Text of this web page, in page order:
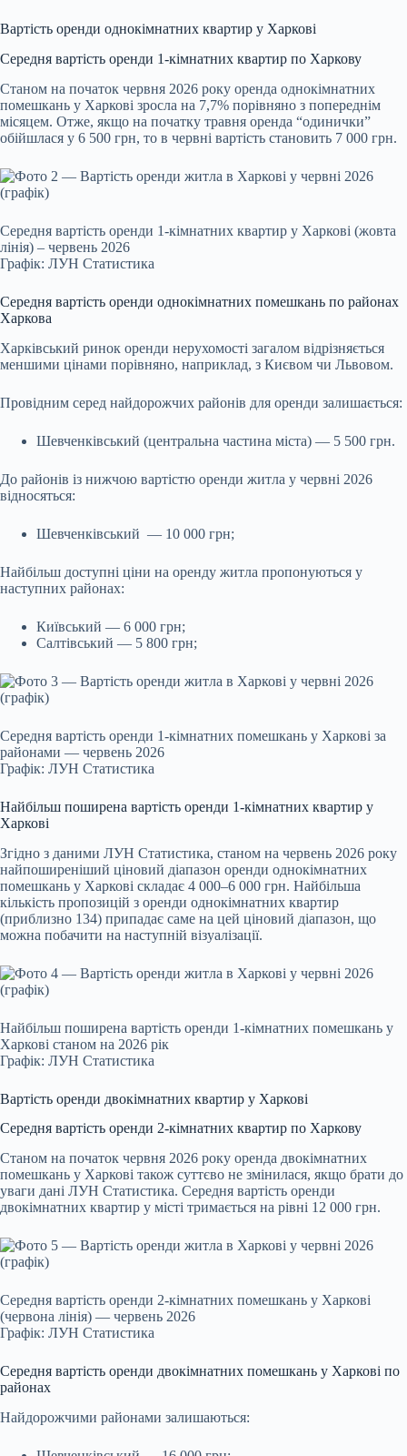
Вартість оренди однокімнатних квартир у Харкові
Середня вартість оренди 1-кімнатних квартир по Харкову
Станом на початок червня 2026 року оренда однокімнатних
помешкань у Харкові зросла на 7,7% порівняно з попереднім
місяцем. Отже, якщо на початку травня оренда “одинички”
обійшлася у 6 500 грн, то в червні вартість становить 7 000 грн.
Середня вартість оренди 1-кімнатних квартир у Харкові (жовта
лінія) – червень 2026
Графік: ЛУН Статистика
Середня вартість оренди однокімнатних помешкань по районах
Харкова
Харківський ринок оренди нерухомості загалом відрізняється
меншими цінами порівняно, наприклад, з Києвом чи Львовом.
Провідним серед найдорожчих районів для оренди залишається:
Шевченківський (центральна частина міста) — 5 500 грн.
До районів із нижчою вартістю оренди житла у червні 2026
відносяться:
Шевченківський — 10 000 грн;
Найбільш доступні ціни на оренду житла пропонуються у
наступних районах:
Київський — 6 000 грн;
Салтівський — 5 800 грн;
Середня вартість оренди 1-кімнатних помешкань у Харкові за
районами — червень 2026
Графік: ЛУН Статистика
Найбільш поширена вартість оренди 1-кімнатних квартир у
Харкові
Згідно з даними ЛУН Статистика, станом на червень 2026 року
найпоширеніший ціновий діапазон оренди однокімнатних
помешкань у Харкові складає 4 000–6 000 грн. Найбільша
кількість пропозицій з оренди однокімнатних квартир
(приблизно 134) припадає саме на цей ціновий діапазон, що
можна побачити на наступній візуалізації.
Найбільш поширена вартість оренди 1-кімнатних помешкань у
Харкові станом на 2026 рік
Графік: ЛУН Статистика
Вартість оренди двокімнатних квартир у Харкові
Середня вартість оренди 2-кімнатних квартир по Харкову
Станом на початок червня 2026 року оренда двокімнатних
помешкань у Харкові також суттєво не змінилася, якщо брати до
уваги дані ЛУН Статистика. Середня вартість оренди
двокімнатних квартир у місті тримається на рівні 12 000 грн.
Середня вартість оренди 2-кімнатних помешкань у Харкові
(червона лінія) — червень 2026
Графік: ЛУН Статистика
Середня вартість оренди двокімнатних помешкань у Харкові по
районах
Найдорожчими районами залишаються: